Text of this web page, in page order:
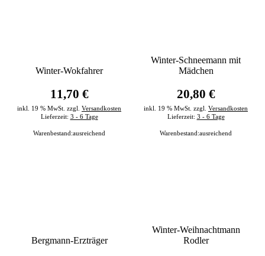
Winter-Wokfahrer
11,70 €
inkl. 19 % MwSt. zzgl. Versandkosten
Lieferzeit: 3 - 6 Tage
Warenbestand:ausreichend
Winter-Schneemann mit
Mädchen
20,80 €
inkl. 19 % MwSt. zzgl. Versandkosten
Lieferzeit: 3 - 6 Tage
Warenbestand:ausreichend
Bergmann-Erzträger
Winter-Weihnachtmann
Rodler